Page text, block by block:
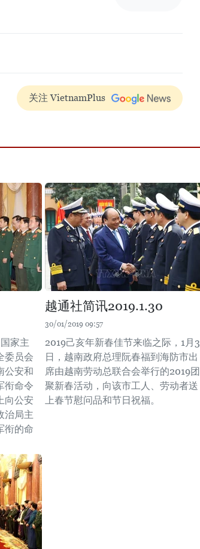
关注 VietnamPlus
家主
委员会
公安和
衔命令
向公安
治局主
衔的命
越通社简讯2019.1.30
30/01/2019 09:57
2019己亥年新春佳节来临之际，1月
日，越南政府总理阮春福到海防市出
席由越南劳动总联合会举行的2019团
聚新春活动，向该市工人、劳动者送
上春节慰问品和节日祝福。